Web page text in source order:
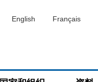
English Français